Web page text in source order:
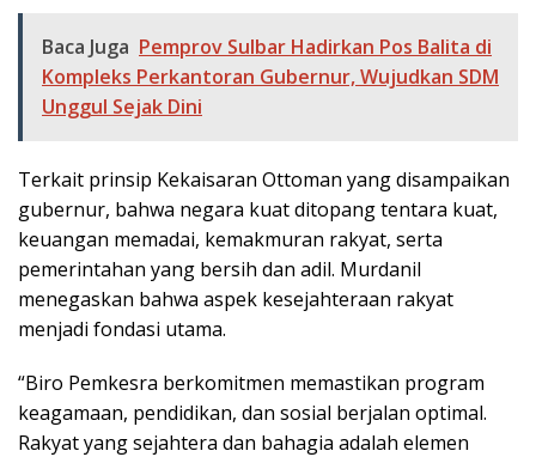
Baca Juga Pemprov Sulbar Hadirkan Pos Balita di
Kompleks Perkantoran Gubernur, Wujudkan SDM
Unggul Sejak Dini
Terkait prinsip Kekaisaran Ottoman yang disampaikan
gubernur, bahwa negara kuat ditopang tentara kuat,
keuangan memadai, kemakmuran rakyat, serta
pemerintahan yang bersih dan adil. Murdanil
menegaskan bahwa aspek kesejahteraan rakyat
menjadi fondasi utama.
“Biro Pemkesra berkomitmen memastikan program
keagamaan, pendidikan, dan sosial berjalan optimal.
Rakyat yang sejahtera dan bahagia adalah elemen